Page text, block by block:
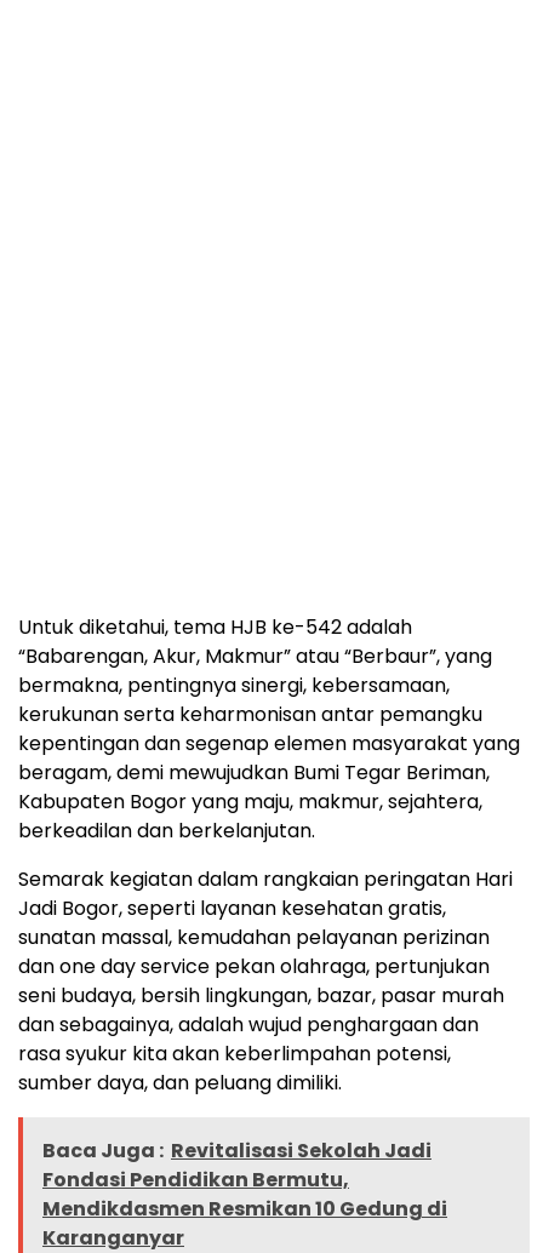
Untuk diketahui, tema HJB ke-542 adalah
“Babarengan, Akur, Makmur” atau “Berbaur”, yang
bermakna, pentingnya sinergi, kebersamaan,
kerukunan serta keharmonisan antar pemangku
kepentingan dan segenap elemen masyarakat yang
beragam, demi mewujudkan Bumi Tegar Beriman,
Kabupaten Bogor yang maju, makmur, sejahtera,
berkeadilan dan berkelanjutan.
Semarak kegiatan dalam rangkaian peringatan Hari
Jadi Bogor, seperti layanan kesehatan gratis,
sunatan massal, kemudahan pelayanan perizinan
dan one day service pekan olahraga, pertunjukan
seni budaya, bersih lingkungan, bazar, pasar murah
dan sebagainya, adalah wujud penghargaan dan
rasa syukur kita akan keberlimpahan potensi,
sumber daya, dan peluang dimiliki.
Baca Juga : Revitalisasi Sekolah Jadi
Fondasi Pendidikan Bermutu,
Mendikdasmen Resmikan 10 Gedung di
Karanganyar